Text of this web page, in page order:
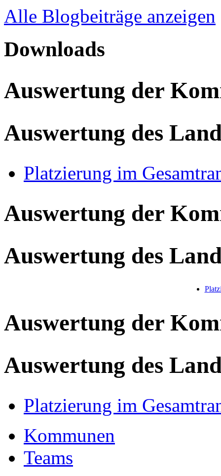
Alle Blogbeiträge anzeigen
Downloads
Auswertung der
Auswertung des
Platzierung im
Auswertung der
Auswertung des
Auswertung der
Auswertung des
Platzierung im
Kommunen
Teams